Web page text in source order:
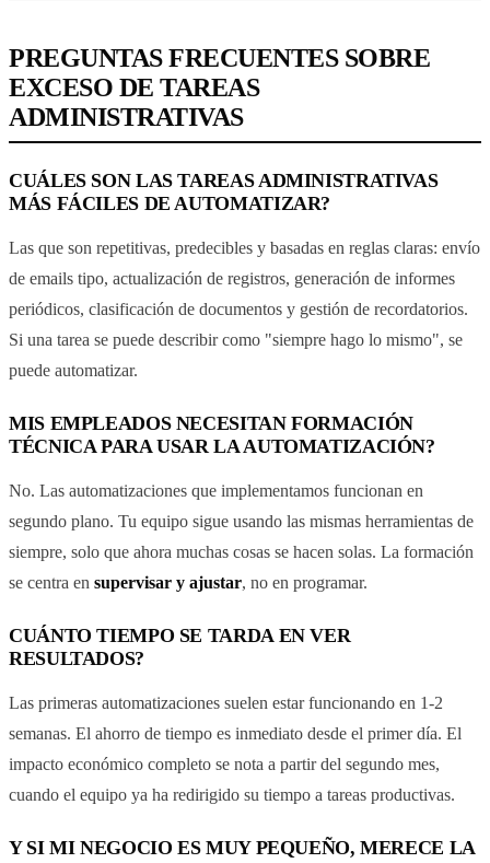
PREGUNTAS FRECUENTES SOBRE
EXCESO DE TAREAS
ADMINISTRATIVAS
CUÁLES SON LAS TAREAS ADMINISTRATIVAS
MÁS FÁCILES DE AUTOMATIZAR?
Las que son repetitivas, predecibles y basadas en reglas claras: envío
de emails tipo, actualización de registros, generación de informes
periódicos, clasificación de documentos y gestión de recordatorios.
Si una tarea se puede describir como "siempre hago lo mismo", se
puede automatizar.
MIS EMPLEADOS NECESITAN FORMACIÓN
TÉCNICA PARA USAR LA AUTOMATIZACIÓN?
No. Las automatizaciones que implementamos funcionan en
segundo plano. Tu equipo sigue usando las mismas herramientas de
siempre, solo que ahora muchas cosas se hacen solas. La formación
se centra en supervisar y ajustar, no en programar.
CUÁNTO TIEMPO SE TARDA EN VER
RESULTADOS?
Las primeras automatizaciones suelen estar funcionando en 1-2
semanas. El ahorro de tiempo es inmediato desde el primer día. El
impacto económico completo se nota a partir del segundo mes,
cuando el equipo ya ha redirigido su tiempo a tareas productivas.
Y SI MI NEGOCIO ES MUY PEQUEÑO, MERECE LA